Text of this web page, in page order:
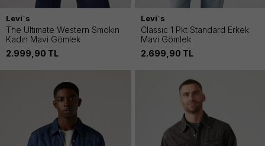
Levi`s
The Ultımate Western Smokın
Kadın Mavi Gömlek
2.999,90 TL
Levi`s
Classıc 1 Pkt Standard Erkek
Mavi Gömlek
2.699,90 TL